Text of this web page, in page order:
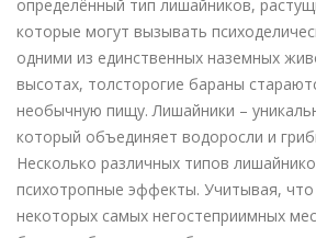
определённый тип лишайников,
которые могут вызывать
одними из единственных наземных
высотах, толсторогие бараны
необычную пищу. Лишайники –
который объединяет водоросли и
Несколько различных типов
психотропные эффекты. Учитывая, что
некоторых самых негостеприимных